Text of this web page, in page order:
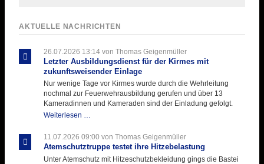
AKTUELLE NACHRICHTEN
26.07.2026 13:14von Thomas Geigenmüller
Letzter Ausbildungsdienst für der Kirmes mit
zukunftsweisender Einlage
Nur wenige Tage vor Kirmes wurde durch die Wehrleitung
nochmal zur Feuerwehrausbildung gerufen und über 13
Kameradinnen und Kameraden sind der Einladung gefolgt.
Weiterlesen …
für
der
11.07.2026 09:00 von Thomas Geigenmüller
Atemschutztruppe testet ihre Hitzebelastung
Unter Atemschutz mit Hitzeschutzbekleidung gings die Bastei